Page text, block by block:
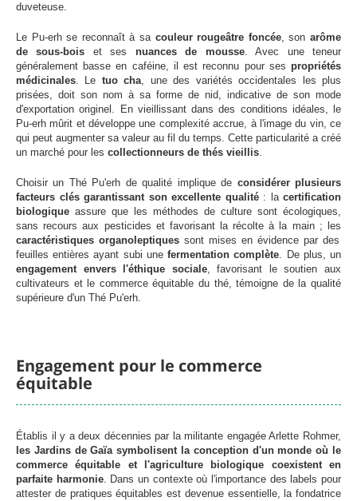
duveteuse.
Le Pu-erh se reconnaît à sa couleur rougeâtre foncée, sonarôme
de sous-bois et ses nuances de mousse. Avec une teneur
généralement basse en caféine, il est reconnu pour ses propriétés
médicinales. Le tuo cha, une des variétés occidentales les plus
prisées, doit son nom à sa forme de nid, indicative de son mode
d'exportation originel. En vieillissant dans des conditions idéales, le
Pu-erh mûrit et développe une complexité accrue, à l'image du vin, ce
qui peut augmenter sa valeur au fil du temps. Cette particularité a créé
un marché pour les collectionneurs de thés vieillis.
Choisir un Thé Pu'erh de qualité implique de considérer plusieurs
facteurs clés garantissant son excellente qualité: la certification
biologique assure que les méthodes de culture sont écologiques,
sans recours aux pesticides et favorisant la récolte à la main ; les
caractéristiques organoleptiques sont mises en évidence par des
feuilles entières ayant subi unefermentation complète. De plus, un
engagement envers l'éthique sociale, favorisant le soutien aux
cultivateurs et le commerce équitable du thé, témoigne de la qualité
supérieure d'un Thé Pu'erh.
Engagement pour le commerce
équitable
Établis il y a deux décennies par la militante engagée Arlette Rohmer,
les Jardins de Gaïa symbolisent la conception d'un monde où le
commerce équitable et l'agriculture biologique coexistent en
parfaite harmonie. Dans un contexte où l'importance des labels pour
attester de pratiques équitables est devenue essentielle, la fondatrice